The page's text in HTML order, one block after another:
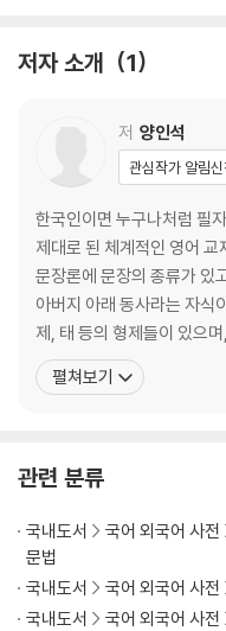
제2편 품사론
제1절 명사의 일반적 내용 제2
· 제2장 관사
제1절 부정관사 (a 또는 an)
· 제3장 대명사
제1절 인칭대명사 제2절 지
제4절 부정(不定, 정해지지
4절 동사의 시제 제5절 동사의
· 제5장 조동사
· 제6장 형용사
제1절 개념과 역할 제2절 형용
저자 소개 1
저 양인석
관심작가 알림신
한국인이면 누구나처럼 필
제대로 된 체계적인 영어
문장론에 문장의 종류가 있
아버지 아래 동사라는 자식
제, 태 등의 형제들이 있으
사가 있는데, 대부분의 책들
와 아들이 같은 지위인 것처
펼쳐보기
관련 분류
국내도서 국어 외국어 사전
문법
국내도서
국어 외국어 사전
국내도서
국어 외국어 사전